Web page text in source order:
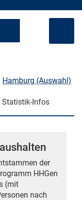
Hamburg (Auswahl)
Statistik-Infos
der
HHGen
(mit
nach